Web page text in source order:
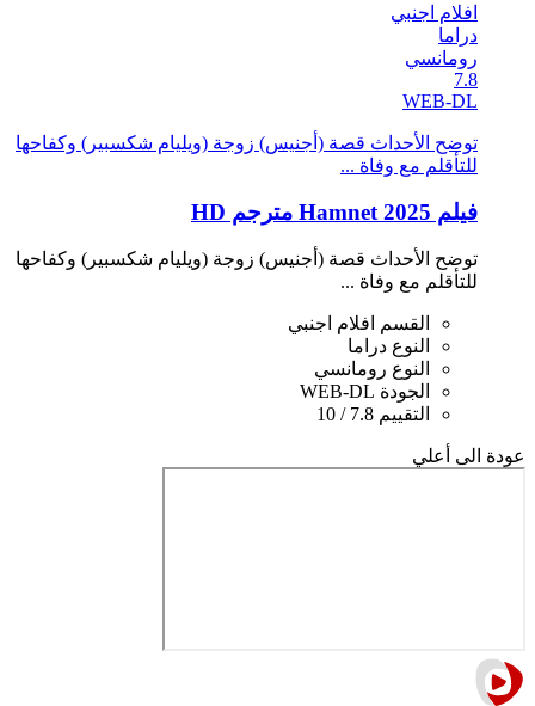
افلام اجنبي
دراما
رومانسي
7.8
WEB-DL
توضح الأحداث قصة (أجنيس) زوجة (ويليام شكسبير) وكفاحها
للتأقلم مع وفاة ...
فيلم Hamnet 2025 مترجم HD
توضح الأحداث قصة (أجنيس) زوجة (ويليام شكسبير) وكفاحها
للتأقلم مع وفاة ...
القسم
افلام اجنبي
النوع دراما
النوع رومانسي
الجودة WEB-DL
التقييم 7.8 / 10
عودة الى أعلي